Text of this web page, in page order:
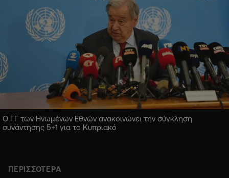
Ο ΓΓ των Ηνωμένων Εθνών ανακοινώνει την σύγκληση
συνάντησης 5+1 για το Κυπριακό
ΠΕΡΙΣΣΟΤΕΡΑ